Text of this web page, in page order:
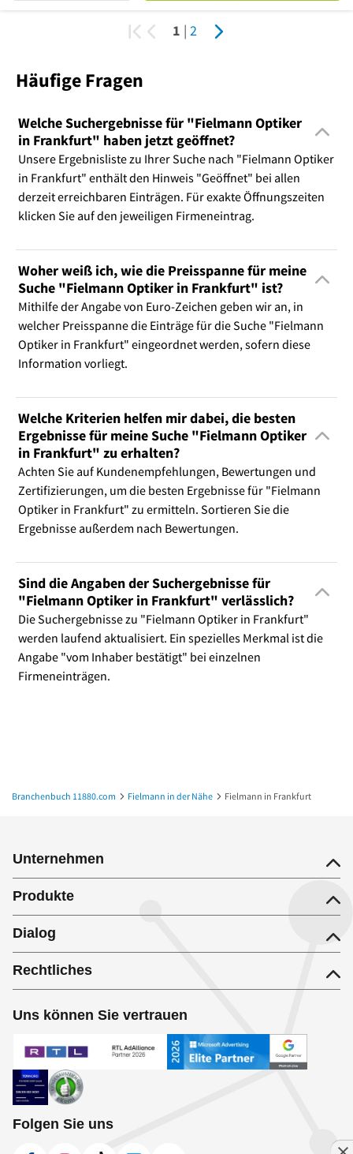
1 | 2
Häufige Fragen
Welche Suchergebnisse für "Fielmann Optiker
in Frankfurt" haben jetzt geöffnet?
Unsere Ergebnisliste zu Ihrer Suche nach "Fielmann Optiker
in Frankfurt" enthält den Hinweis "Geöffnet" bei allen
derzeit erreichbaren Einträgen. Für exakte Öffnungszeiten
klicken Sie auf den jeweiligen Firmeneintrag.
Woher weiß ich, wie die Preisspanne für meine
Suche "Fielmann Optiker in Frankfurt" ist?
Mithilfe der Angabe von Euro-Zeichen geben wir an, in
welcher Preisspanne die Einträge für die Suche "Fielmann
Optiker in Frankfurt" eingeordnet werden, sofern diese
Information vorliegt.
Welche Kriterien helfen mir dabei, die besten
Ergebnisse für meine Suche "Fielmann Optiker
in Frankfurt" zu erhalten?
Achten Sie auf Kundenempfehlungen, Bewertungen und
Zertifizierungen, um die besten Ergebnisse für "Fielmann
Optiker in Frankfurt" zu ermitteln. Sortieren Sie die
Ergebnisse außerdem nach Bewertungen.
Sind die Angaben der Suchergebnisse für
"Fielmann Optiker in Frankfurt" verlässlich?
Die Suchergebnisse zu "Fielmann Optiker in Frankfurt"
werden laufend aktualisiert. Ein spezielles Merkmal ist die
Angabe "vom Inhaber bestätigt" bei einzelnen
Firmeneinträgen.
Branchenbuch 11880.com Fielmann in der Nähe Fielmann in Frankfurt
Unternehmen
Produkte
Dialog
Rechtliches
Uns können Sie vertrauen
Folgen Sie uns